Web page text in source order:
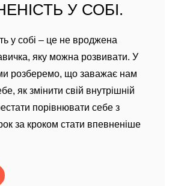
У СОБІ.
у собі – це не вроджена
яку можна розвивати. У
ми розберемо, що заважає нам
як змінити свій внутрішній
порівнювати себе з
за кроком стати впевненіше